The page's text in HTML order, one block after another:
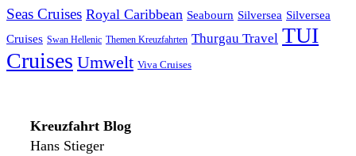
Seas Cruises Royal Caribbean Seabourn Silversea Silversea
Cruises Swan Hellenic Themen Kreuzfahrten Thurgau Travel TUI
Cruises Umwelt Viva Cruises
Kreuzfahrt Blog
Hans Stieger